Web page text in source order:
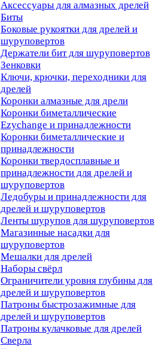
Аксессуары для алмазных дрелей
Биты
Боковые рукоятки для дрелей и
шуруповертов
Держатели бит для шуруповертов
Зенковки
Ключи, крючки, переходники для
дрелей
Коронки алмазные для дрели
Коронки биметаллические
Ezychange и принадлежности
Коронки биметаллические и
принадлежности
Коронки твердосплавные и
принадлежности для дрелей и
шуруповертов
Ледобуры и принадлежности для
дрелей и шуруповертов
Ленты шурупов для шуруповертов
Магазинные насадки для
шуруповертов
Мешалки для дрелей
Наборы свёрл
Ограничители уровня глубины для
дрелей и шуруповертов
Патроны быстрозажимные для
дрелей и шуруповертов
Патроны кулачковые для дрелей
Сверла